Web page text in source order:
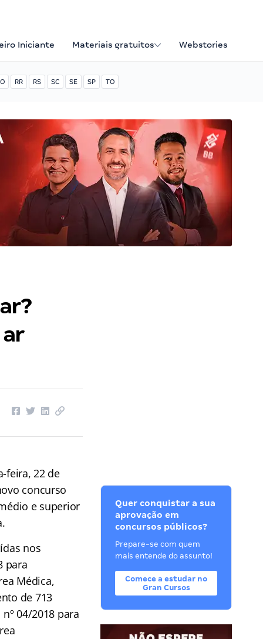
Iniciante Materiais gratuitos Webstories
RR RS SC SE SP TO
feira, 22 de
concurso
e superior
nos
para
Médica,
de 713
04/2018 para
Quer conquistar a sua
aprovação em
concursos públicos?
Prepare-se com quem
mais entende do assunto!
Comece a estudar no
Gran Cursos